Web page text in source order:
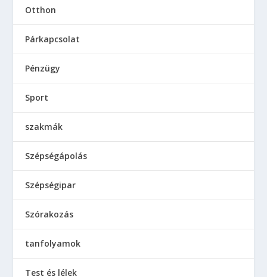
Otthon
Párkapcsolat
Pénzügy
Sport
szakmák
Szépségápolás
Szépségipar
Szórakozás
tanfolyamok
Test és lélek